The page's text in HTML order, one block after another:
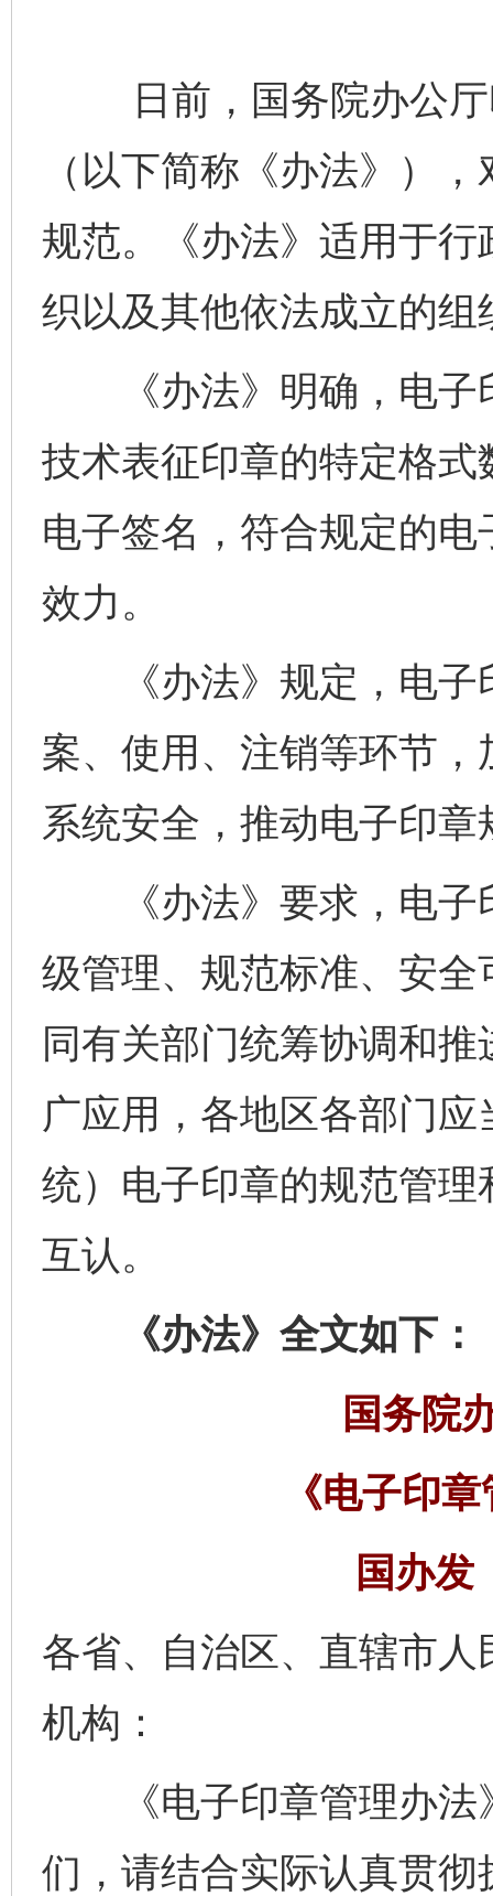
日前，国务院办公厅
（以下简称《办法》）
规范。《办法》适用于
织以及其他依法成立的组
《办法》明确，电子
技术表征印章的特定格
电子签名，符合规定的
效力。
《办法》规定，电子
案、使用、注销等环节
系统安全，推动电子印章
《办法》要求，电子
级管理、规范标准、安
同有关部门统筹协调和
广应用，各地区各部门
统）电子印章的规范管
互认。
《办法》全文如下：
国务院
《电子印
国办发
各省、自治区、直辖市
机构：
《电子印章管理办法
们，请结合实际认真贯彻